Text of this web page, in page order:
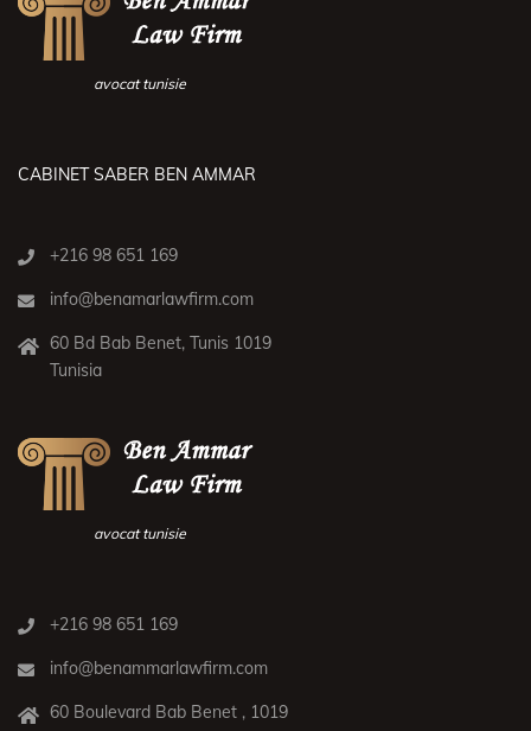
avocat tunisie
CABINET SABER BEN AMMAR
+216 98 651 169
info@benamarlawfirm.com
60 Bd Bab Benet, Tunis 1019
Tunisia
avocat tunisie
+216 98 651 169
info@benammarlawfirm.com
60 Boulevard Bab Benet , 1019